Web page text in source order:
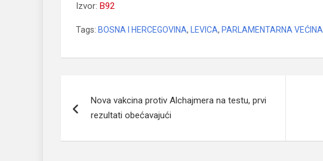
Izvor: B92
Tags: BOSNA I HERCEGOVINA, LEVICA, PARLAMENTARNA VEĆINA
članaka
Nova vakcina protiv Alchajmera na testu, prvi
rezultati obećavajući